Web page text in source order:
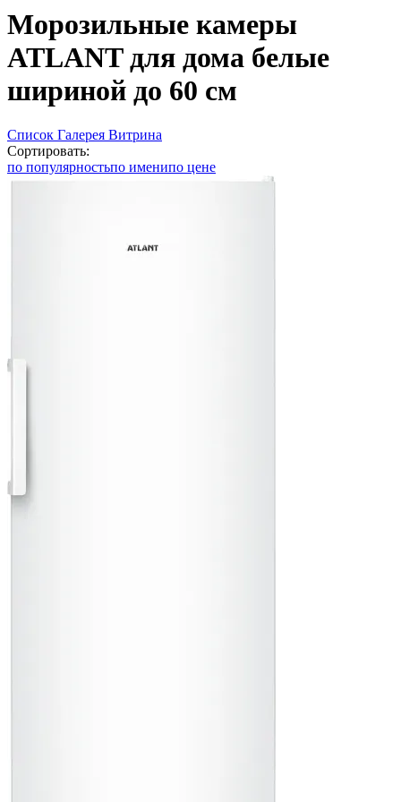
Морозильные камеры
ATLANT для дома белые
шириной до 60 см
Список Галерея Витрина
Сортировать:
по популярностьпо именипо цене